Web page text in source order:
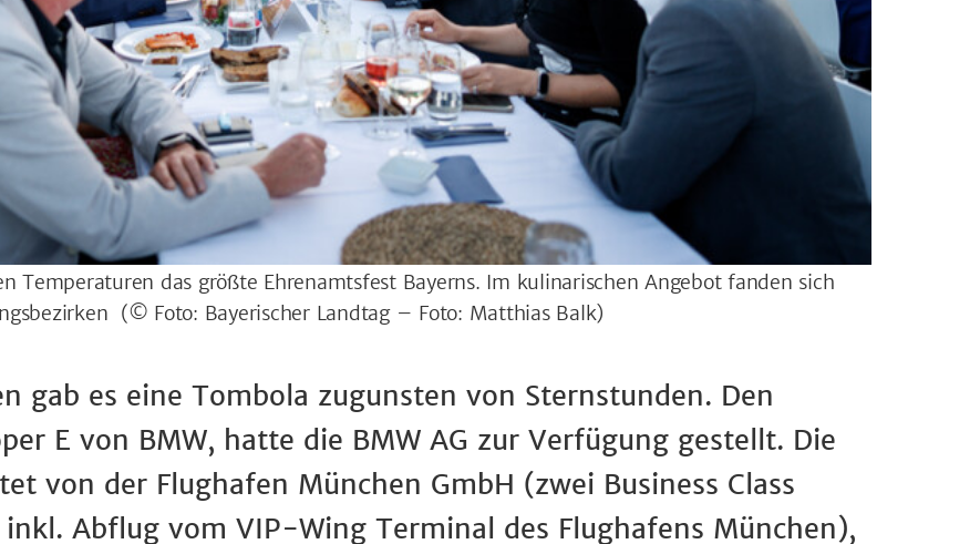
Temperaturen das größte Ehrenamtsfest Bayerns. Im kulinarischen Angebot fanden sich
(© Foto: Bayerischer Landtag – Foto: Matthias Balk)
gab es eine Tombola zugunsten von Sternstunden. Den
E von BMW, hatte die BMW AG zur Verfügung gestellt. Die
von der Flughafen München GmbH (zwei Business Class
Abflug vom VIP-Wing Terminal des Flughafens München),